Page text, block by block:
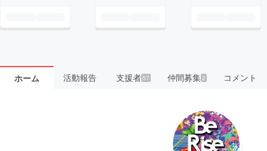
ホーム 活動報告 支援者57 仲間募集 2 コメント